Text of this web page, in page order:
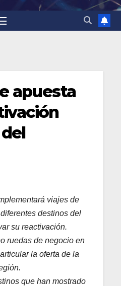
apuesta
viajes de
destinos del
su reactivación.
ruedas de negocio en
la oferta de la
que han mostrado